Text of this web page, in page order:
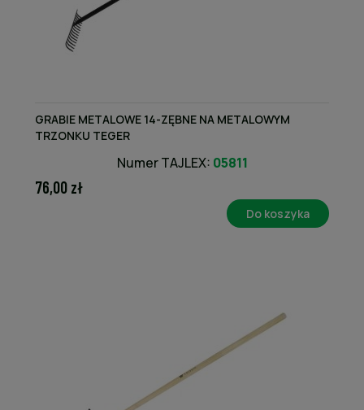
GRABIE METALOWE 14-ZĘBNE NA METALOWYM
TRZONKU TEGER
Numer TAJLEX: 05811
76,00 zł
Do koszyka